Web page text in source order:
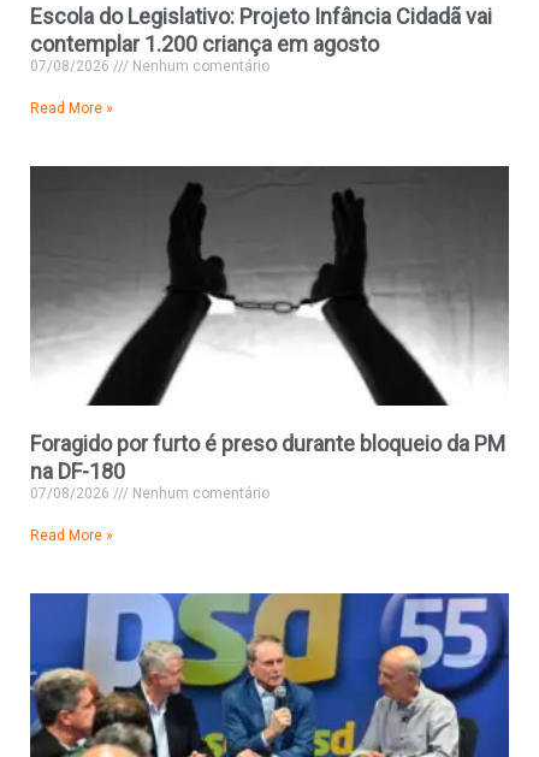
Escola do Legislativo: Projeto Infância Cidadã vai
contemplar 1.200 criança em agosto
07/08/2026 Nenhum comentário
Read More »
Foragido por furto é preso durante bloqueio da PM
na DF-180
07/08/2026 Nenhum comentário
Read More »